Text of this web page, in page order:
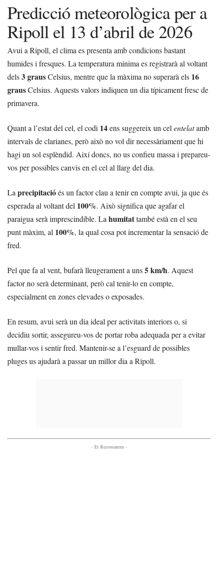
Predicció meteorològica per a
Ripoll el 13 d’abril de 2026
Avui a Ripoll, el clima es presenta amb condicions bastant
humides i fresques. La temperatura mínima es registrarà al voltant
dels3 grausCelsius, mentre que la màxima no superarà els 16
grausCelsius. Aquests valors indiquen un dia típicament fresc de
primavera.
Quant a l’estat del cel, el codi 14ens suggereix un celentelatamb
intervals de clarianes, però això no vol dir necessàriament que hi
hagi un sol esplèndid. Així doncs, no us confieu massa i prepareu-
vos per possibles canvis en el cel al llarg del dia.
Laprecipitacióés un factor clau a tenir en compte avui, ja que és
esperada al voltant del 100%. Això significa que agafar el
paraigua serà imprescindible. Lahumitattambé està en el seu
punt màxim, al 100%, la qual cosa pot incrementar la sensació de
fred.
Pel que fa al vent, bufarà lleugerament a uns5 km/h. Aquest
factor no serà determinant, però cal tenir-lo en compte,
especialment en zones elevades o exposades.
En resum, avui serà un dia ideal per activitats interiors o, si
decidiu sortir, assegureu-vos de portar roba adequada per a evitar
mullar-vos i sentir fred. Mantenir-se a l’esguard de possibles
pluges us ajudarà a passar un millor dia a Ripoll.
- Et Recomanem -